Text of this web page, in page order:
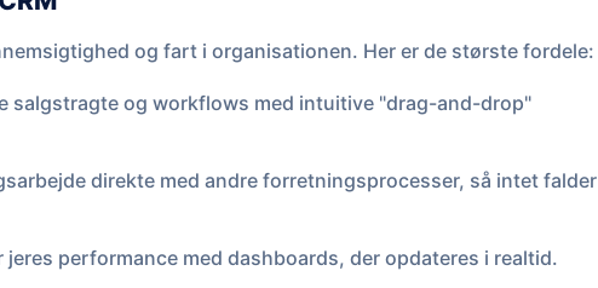
og fart i organisationen. Her er de største fordele:
salgstragte og workflows med intuitive "drag-and-drop"
direkte med andre forretningsprocesser, så intet falder
jeres performance med dashboards, der opdateres i realtid.